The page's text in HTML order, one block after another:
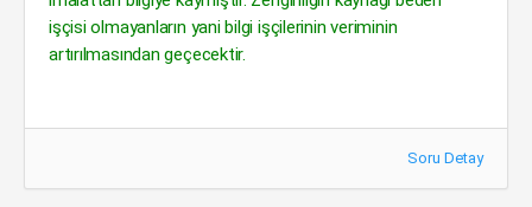
işçisi olmayanların yani bilgi işçilerinin veriminin
artırılmasından geçecektir.
Soru Detay